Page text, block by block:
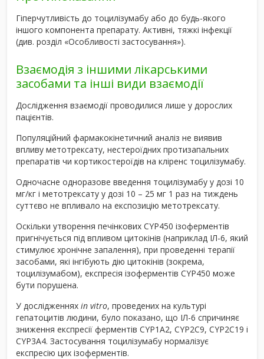
Гіперчутливість до тоцилізумабу або до будь-якого
іншого компонента препарату. Активні, тяжкі інфекції
(див. розділ «Особливості застосування»).
Взаємодія з іншими лікарськими
засобами та інші види взаємодії
Дослідження взаємодії проводилися лише у дорослих
пацієнтів.
Популяційний фармакокінетичний аналіз не виявив
впливу метотрексату, нестероїдних протизапальних
препаратів чи кортикостероїдів на кліренс тоцилізумабу.
Одночасне одноразове введення тоцилізумабу у дозі 10
мг/кг і метотрексату у дозі 10 – 25 мг 1 раз на тиждень
суттєво не впливало на експозицію метотрексату.
Оскільки утворення печінкових CYP450 ізоферментів
пригнічується під впливом цитокінів (наприклад ІЛ-6, який
стимулює хронічне запалення), при проведенні терапії
засобами, які інгібують дію цитокінів (зокрема,
тоцилізумабом), експресія ізоферментів CYP450 може
бути порушена.
У дослідженнях in vitro, проведених на культурі
гепатоцитів людини, було показано, що ІЛ-6 спричиняє
зниження експресії ферментів CYP1A2, CYP2C9, CYP2C19 і
CYP3A4. Застосування тоцилізумабу нормалізує
експресію цих ізоферментів.